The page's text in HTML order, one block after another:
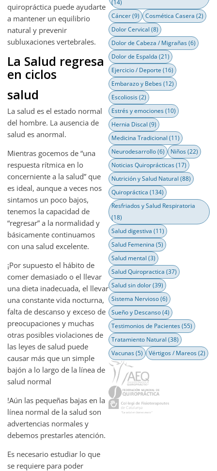
quiropráctica puede ayudarte
a mantener un equilibrio
natural y prevenir
subluxaciones vertebrales.
La Salud regresa
en ciclos
salud
La salud es el estado normal
del hombre. La ausencia de
salud es anormal.
Mientras gocemos de “una
respuesta rítmica en lo
concerniente a la salud” que
es ideal, aunque a veces nos
sintamos un poco bajos,
tenemos la capacidad de
“regresar” a la normalidad y
básicamente continuamos
con una salud excelente.
¡Por supuesto el hábito de
comer demasiado o el llevar
una dieta inadecuada, el llevar
una constante vida nocturna,
falta de descanso y exceso de
preocupaciones y muchas
otras posibles violaciones de
las leyes de salud puede
causar más que un simple
bajón a lo largo de la línea de
salud normal
!Aún las pequeñas bajas en la
línea normal de la salud son
advertencias normales y
debemos prestarles atención.
Es necesario estudiar lo que
se requiere para poder
(14)
Cáncer(9) Cosmética Casera (2)
Dolor Cervical (8)
Dolor de Cabeza / Migrañas(6)
Dolor de Espalda (21)
Ejercicio / Deporte (16)
Embarazo y Bebes(12)
Escoliosis(2)
Estrés y emociones(10)
Hernia Discal (9)
Medicina Tradicional (11)
Neurodesarrollo(6) Niños(22)
Noticias Quiroprácticas(17)
Nutrición y Salud Natural (88)
Quiropráctica (134)
Resfriados y Salud Respiratoria
(18)
Salud digestiva (11)
Salud Femenina (5)
Salud mental (3)
Salud Quiropractica (37)
Salud sin dolor(39)
Sistema Nervioso(6)
Sueño y Descanso(4)
Testimonios de Pacientes(55)
Tratamiento Natural (38)
Vacunas(5) Vértigos / Mareos(2)